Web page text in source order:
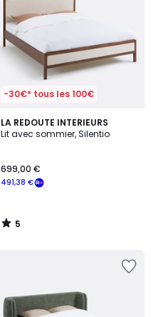
-30€* tous les 100€
LA REDOUTE INTERIEURS
Lit avec sommier, Silentio
491,38 €
699,00 €
5
/
5
/